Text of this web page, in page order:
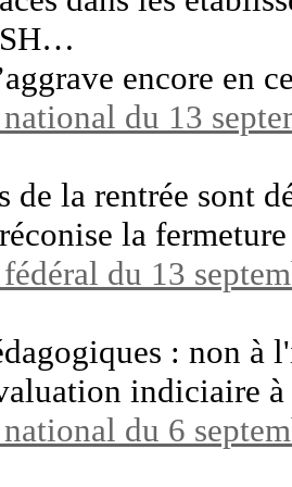
encore en
du 13
de la rentrée sont
la
du 13
: non à
indiciaire
du 6